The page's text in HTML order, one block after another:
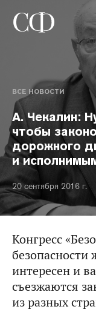
ВСЕ НОВОСТИ
А. Чекалин:
чтобы
дорожного
и
20 сентября 2016 г.
Конгресс
безопасности
интересен и
съезжаются
из разных